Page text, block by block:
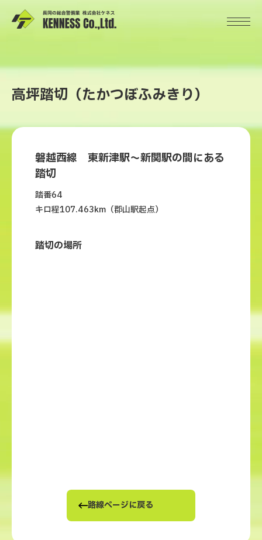
高坪踏切（たかつぼふみきり）
磐越西線 東新津駅～新関駅の間にある
踏切
踏番64
キロ程107.463km（郡山駅起点）
踏切の場所
路線ページに戻る